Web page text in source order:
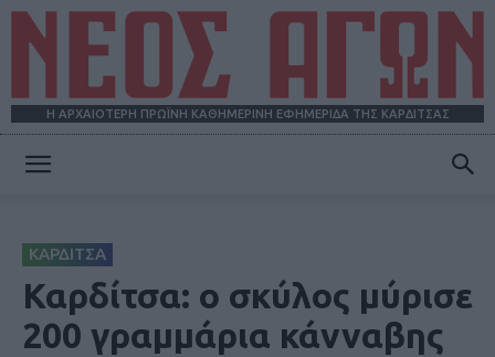
Η ΑΡΧΑΙΟΤΕΡΗ ΠΡΩΪΝΗ ΚΑΘΗΜΕΡΙΝΗ ΕΦΗΜΕΡΙΔΑ ΤΗΣ ΚΑΡΔΙΤΣΑΣ
ΚΑΡΔΙΤΣΑ
Καρδίτσα: ο σκύλος μύρισε
200 γραμμάρια κάνναβης